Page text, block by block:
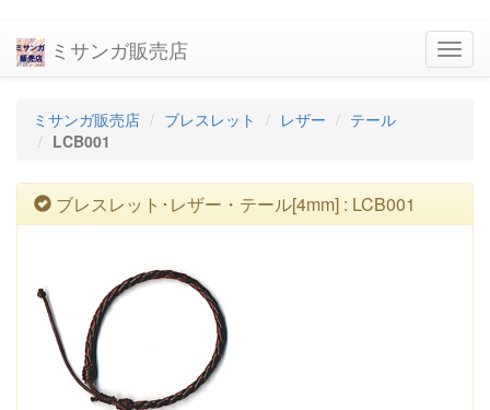
ミサンガ販売店
ミサンガ販売店 ブレスレット レザー
テール
LCB001
ブレスレット･レザー・テール[4mm] : LCB001